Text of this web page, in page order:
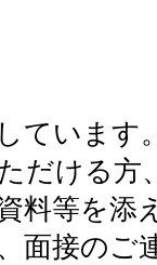
ています
だける方
料等を添
面接のご